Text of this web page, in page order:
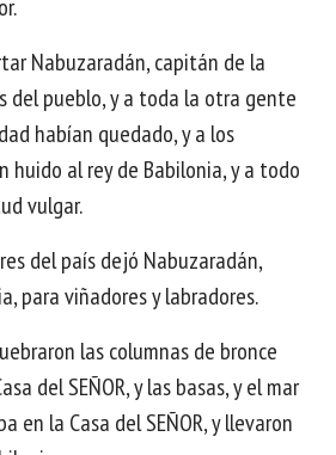
Nabuzaradán, capitán de la
del pueblo, y a toda la otra gente
habían quedado, y a los
huido al rey de Babilonia, y a todo
vulgar.
del país dejó Nabuzaradán,
para viñadores y labradores.
las columnas de bronce
del SEÑOR, y las basas, y el mar
en la Casa del SEÑOR, y llevaron